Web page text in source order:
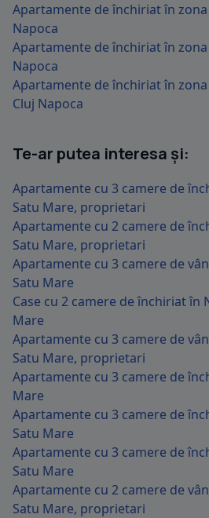
Apartamente de închiriat în
Napoca
Apartamente de închiriat în
Napoca
Apartamente de închiriat în
Cluj Napoca
Te-ar putea interesa și:
Apartamente cu 3 camere de
Satu Mare, proprietari
Apartamente cu 2 camere de
Satu Mare, proprietari
Apartamente cu 3 camere de
Satu Mare
Case cu 2 camere de închiriat în
Mare
Apartamente cu 3 camere de
Satu Mare, proprietari
Apartamente cu 3 camere de
Mare
Apartamente cu 3 camere de
Satu Mare
Apartamente cu 3 camere de
Satu Mare
Apartamente cu 2 camere de
Satu Mare, proprietari